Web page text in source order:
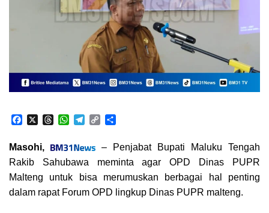
e
b
o
k
e
a
d
W
t
s
A
p
e
g
r
m
C
L
k
a
e
Masohi,
– Penjabat Bupati Maluku Tengah
Rakib Sahubawa meminta agar OPD Dinas PUPR
Malteng untuk bisa merumuskan berbagai hal penting
dalam rapat Forum OPD lingkup Dinas PUPR malteng.